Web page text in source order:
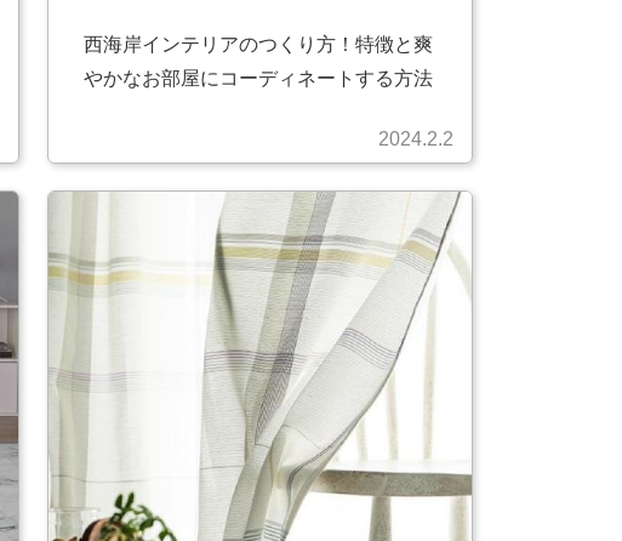
西海岸インテリアのつくり方！特徴と爽
やかなお部屋にコーディネートする方法
2024.2.2